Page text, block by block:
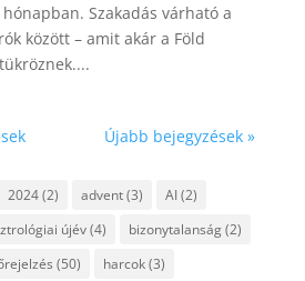
Szakadás várható a
között – amit akár a Föld
Újabb bejegyzések »
2024(2) advent(3) AI(2)
újév(4) bizonytalanság(2)
(50) harcok(3)